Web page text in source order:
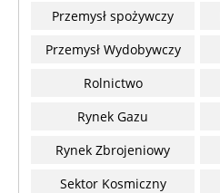
Przemysł spożywczy
Przemysł Wydobywczy
Rolnictwo
Rynek Gazu
Rynek Zbrojeniowy
Sektor Kosmiczny